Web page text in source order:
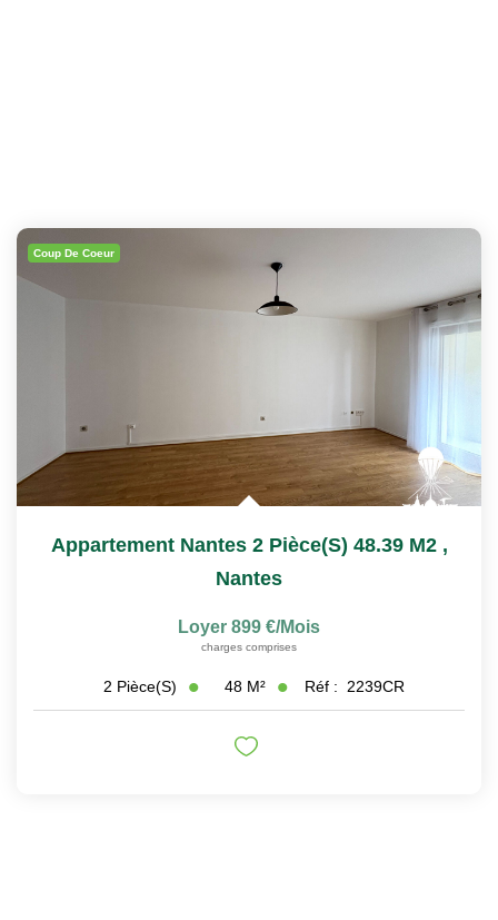
Coup De Coeur
Appartement Nantes 2 Pièce(s) 48.39 M2 ,
Nantes
Loyer 899 €/mois
charges comprises
2 Pièce(s) 48 M² Réf : 2239CR